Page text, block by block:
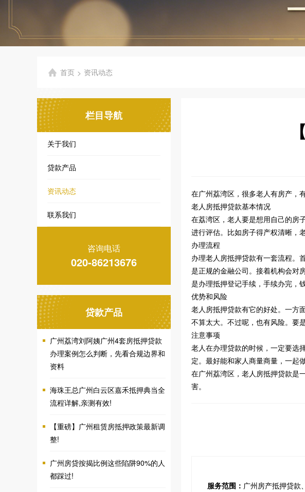
首页 > 资讯动态
栏目导航
关于我们
贷款产品
资讯动态
联系我们
咨询电话
020-86213676
贷款产品
广州荔湾刘阿姨广州4套房抵押贷款
办理案例怎么判断，先看合规边界和
资料
海珠王总广州白云区嘉禾抵押典当全
流程详解,亲测有效!
【重磅】广州租赁房抵押政策最新调
整!
广州房贷按揭比例这些陷阱90%的人
都踩过!
在广州荔湾区，很多老人有房产，
老人房抵押贷款基本情况
在荔湾区，老人要是想用自己的房
进行评估。比如房子得产权清晰，
办理流程
办理老人房抵押贷款有一套流程。
是正规的金融公司。接着机构会对
是办理抵押登记手续，手续办完，
优势和风险
老人房抵押贷款有它的好处。一方
不算太大。不过呢，也有风险。要
注意事项
老人在办理贷款的时候，一定要选
定。最好能和家人商量商量，一起做
在广州荔湾区，老人房抵押贷款是
害。
服务范围： 广州房产抵押贷款